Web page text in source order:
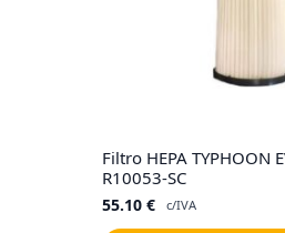
Filtro HEPA TYPHOON
R10053-SC
55.10 € c/IVA